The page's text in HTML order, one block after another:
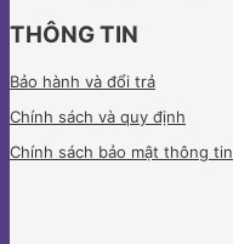
THÔNG TIN
Bảo hành và đổi trả
Chính sách và quy định
Chính sách bảo mật thông tin